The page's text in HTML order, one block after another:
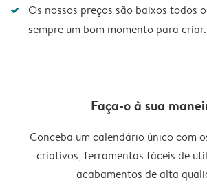
Os nossos preços são baixos todos
sempre um bom momento para criar.
Faça-o à sua
Conceba um calendário único com
criativos, ferramentas fáceis de
acabamentos de alta